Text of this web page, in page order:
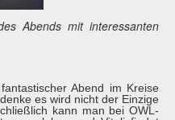
Abends mit interessanten
Abend im Kreise
es wird nicht der Einzige
kann man bei OWL-